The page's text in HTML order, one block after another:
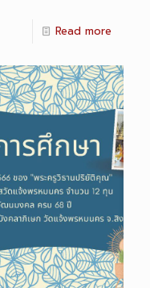
Read more